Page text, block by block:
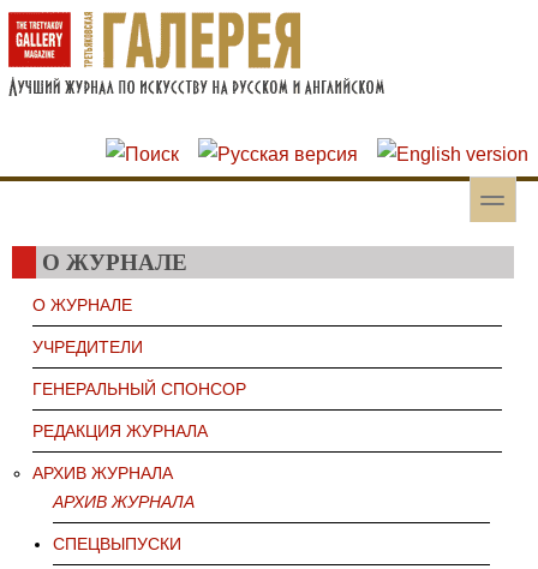
Перейти к основному содержанию
Skip to search
toggle
О ЖУРНАЛЕ
О ЖУРНАЛЕ
УЧРЕДИТЕЛИ
ГЕНЕРАЛЬНЫЙ СПОНСОР
РЕДАКЦИЯ ЖУРНАЛА
АРХИВ ЖУРНАЛА
АРХИВ ЖУРНАЛА
СПЕЦВЫПУСКИ